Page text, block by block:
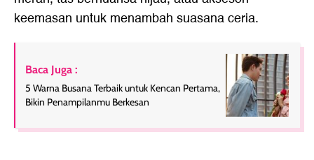
keemasan untuk menambah suasana ceria.
Baca Juga :
5 Warna Busana Terbaik untuk Kencan Pertama,
Bikin Penampilanmu Berkesan